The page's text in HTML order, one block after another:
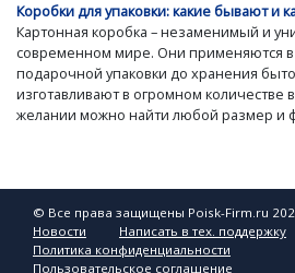
Коробки для упаковки: какие бывают и
Картонная коробка – незаменимый и
современном мире. Они применяются
подарочной упаковки до хранения
изготавливают в огромном количестве
желании можно найти любой размер и
© Все права защищены Poisk-Firm.ru
Новости
Написать в тех. поддержку
Политика конфиденциальности
Пользовательское соглашение